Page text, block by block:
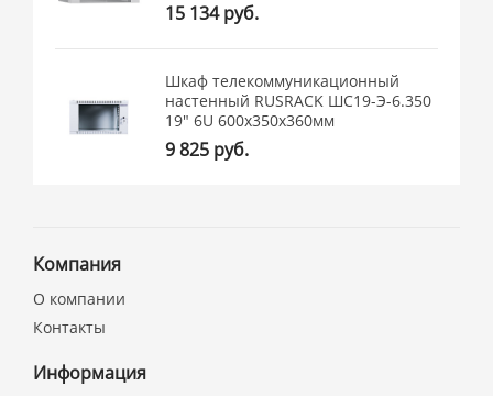
15 134 руб.
Шкаф телекоммуникационный
настенный RUSRACK ШС19-Э-6.350
19" 6U 600x350x360мм
9 825 руб.
Компания
О компании
Контакты
Информация